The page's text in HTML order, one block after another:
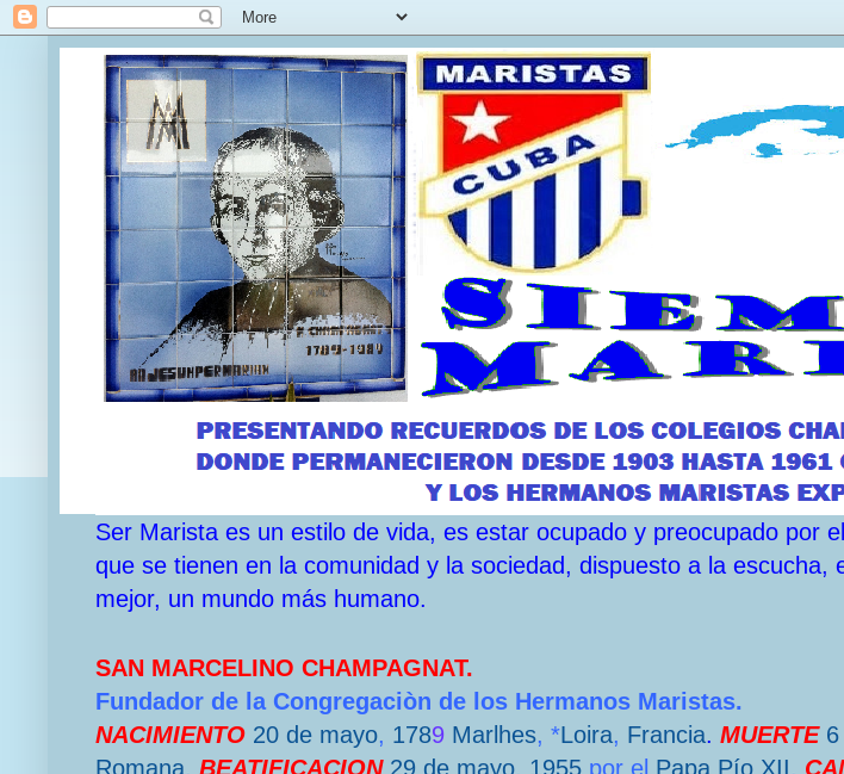
Ser Marista es un estilo de vida, es estar ocupado y preocupado por
que se tienen en la comunidad y la sociedad, dispuesto a la
mejor, un mundo más humano.
SAN MARCELINO CHAMPAGNAT.
Fundador de la Congregaciòn de los Hermanos Maristas.
NACIMIENTO 20 de mayo, 1789 Marlhes, *Loira, Francia. MUERTE
Romana. BEATIFICACION 29 de mayo, 1955 por el Papa Pío XII.